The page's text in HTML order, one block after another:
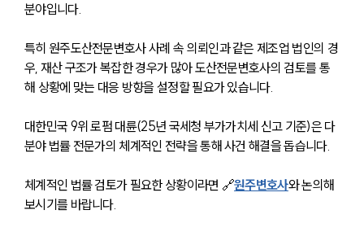
분야입니다.
특히 원주도산전문변호사 사례 속 의뢰인과 같은 제조업 법인의 경
우, 재산 구조가 복잡한 경우가 많아 도산전문변호사의 검토를 통
해 상황에 맞는 대응 방향을 설정할 필요가 있습니다.
대한민국 9위 로펌 대륜(25년 국세청 부가가치세 신고 기준)은 다
분야 법률 전문가의 체계적인 전략을 통해 사건 해결을 돕습니다.
체계적인 법률 검토가 필요한 상황이라면 🔗원주변호사와 논의해
보시기를 바랍니다.